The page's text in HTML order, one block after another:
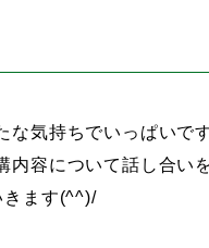
気持ちでいっぱいです
容について話し合い
きます(^^)/